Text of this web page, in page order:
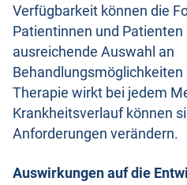
Verfügbarkeit können die
Patientinnen und
ausreichende Auswahl an
Therapie wirkt bei jedem
Krankheitsverlauf können
Anforderungen verändern.
Auswirkungen auf die